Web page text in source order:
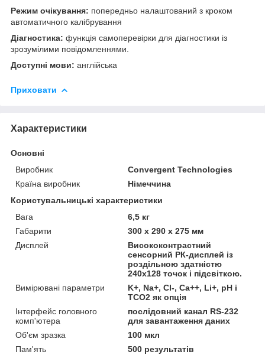
Режим очікування: попередньо налаштований з кроком
автоматичного калібрування
Діагностика: функція самоперевірки для діагностики із
зрозумілими повідомленнями.
Доступні мови: англійська
Приховати
Характеристики
Основні
Виробник
Convergent Technologies
Країна виробник
Німеччина
Користувальницькі характеристики
Вага
6,5 кг
Габарити
300 x 290 x 275 мм
Дисплей
Висококонтрастний
сенсорний РК-дисплей із
роздільною здатністю
240x128 точок і підсвіткою.
Вимірювані параметри
K+, Na+, Cl-, Ca++, Li+, pH і
TCO2 як опція
Інтерфейс головного
комп'ютера
послідовний канал RS-232
для завантаження даних
Об'єм зразка
100 мкл
Пам'ять
500 результатів